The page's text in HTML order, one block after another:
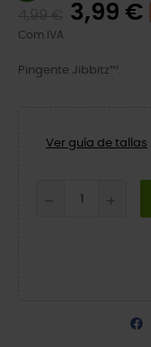
3,99 €
Com IVA
Pingente Jibbitz™.
Ver guía de tallas